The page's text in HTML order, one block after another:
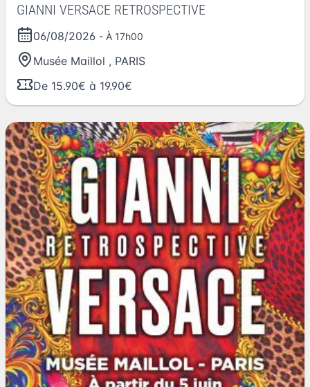
GIANNI VERSACE RETROSPECTIVE
06/08/2026 - À 17h00
Musée Maillol , PARIS
De 15.90€ à 19.90€